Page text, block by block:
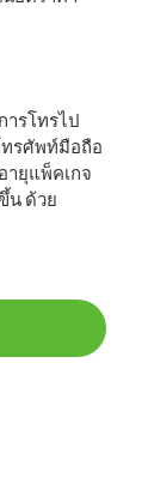
รโทรไป
ทรศัพท์มือถือ
ายุแพ็คเกจ
น ด้วย